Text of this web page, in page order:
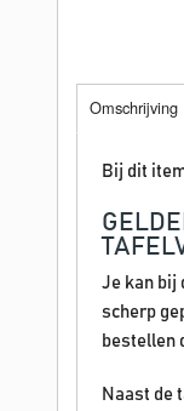
Omschrijving
Bij dit
Je kan bij
scherp
bestellen
Naast de